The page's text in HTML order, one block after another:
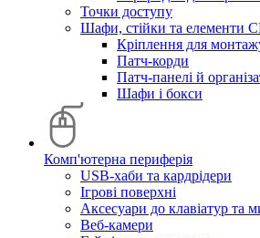
Точки доступу
Шафи, стійки та елементи
Кріплення для
Патч-корди
Патч-панелі й
Шафи і бокси
Комп'ютерна периферія
USB-хаби та кардрідери
Ігрові поверхні
Аксесуари до клавіатур та
Веб-камери